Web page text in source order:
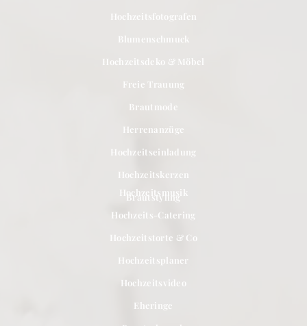
Hochzeitsfotografen
Blumenschmuck
Hochzeitsdeko & Möbel
Freie Trauung
Brautmode
Herrenanzüge
Hochzeitseinladung
Hochzeitskerzen
Brautstyling
Hochzeitsmusik
Hochzeits-Catering
Hochzeitstorte & Co
Hochzeitsplaner
Hochzeitsvideo
Eheringe